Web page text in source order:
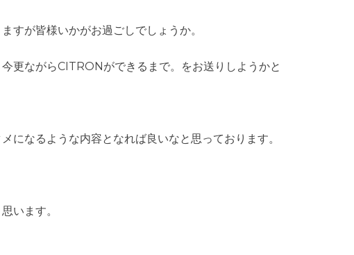
すが皆様いかがお過ごしでしょうか。
更ながらCITRONができるまで。をお送りしようかと
になるような内容となれば良いなと思っております。
います。